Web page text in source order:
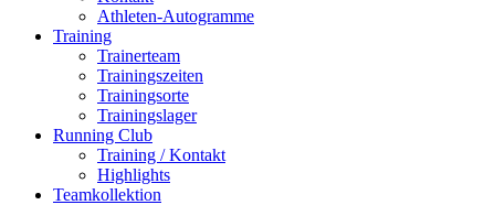
Athleten-Autogramme
Training
Trainerteam
Trainingszeiten
Trainingsorte
Trainingslager
Running Club
Training / Kontakt
Highlights
Teamkollektion